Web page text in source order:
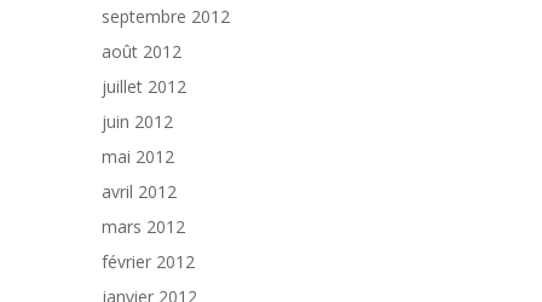
septembre 2012
août 2012
juillet 2012
juin 2012
mai 2012
avril 2012
mars 2012
février 2012
janvier 2012